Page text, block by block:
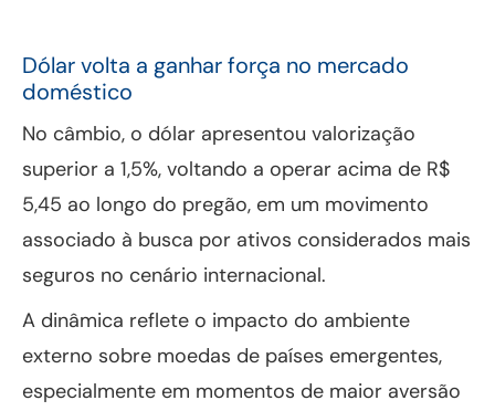
Dólar volta a ganhar força no mercado
doméstico
No câmbio, o dólar apresentou valorização
superior a 1,5%, voltando a operar acima de R$
5,45 ao longo do pregão, em um movimento
associado à busca por ativos considerados mais
seguros no cenário internacional.
A dinâmica reflete o impacto do ambiente
externo sobre moedas de países emergentes,
especialmente em momentos de maior aversão